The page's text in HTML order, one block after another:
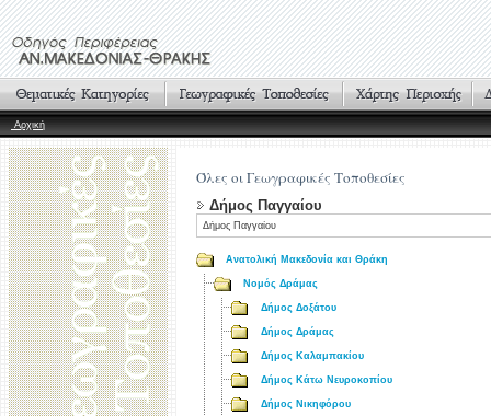
Αρχική
Όλες οι Γεωγραφικές Τοποθεσίες
Δήμος Παγγαίου
Δήμος Παγγαίου
Ανατολική Μακεδονία και Θράκη
Νομός Δράμας
Δήμος Δοξάτου
Δήμος Δράμας
Δήμος Καλαμπακίου
Δήμος Κάτω Νευροκοπίου
Δήμος Νικηφόρου